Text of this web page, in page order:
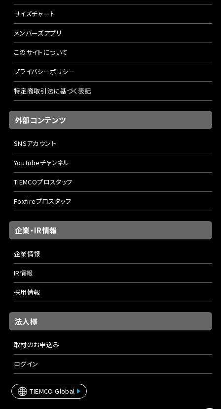
サイズチャート
メンバーズアプリ
このサイトについて
プライバシーポリシー
特定商取引法に基づく表記
外部コンテンツ
SNSアカウント
YouTubeチャンネル
TIEMCOプロスタッフ
Foxfireプロスタッフ
企業・IR情報
企業情報
IR情報
採用情報
法人様
取材のお申込み
ログイン
TIEMCO Global